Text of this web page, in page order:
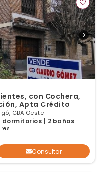
con Cochera,
Apta Crédito
GBA Oeste
dormitorios | 2 baños
Consultar